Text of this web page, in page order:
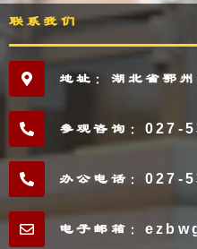
联系我们
地址：湖北省鄂
参观咨询：027-
办公电话：027-
电子邮箱：